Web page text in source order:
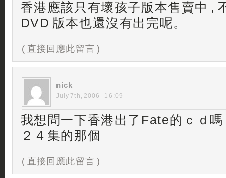
香港應該只有壞孩子版本售賣中 ,
DVD 版本也還沒有出完呢。
( 直接回應此留言 )
nick
July 7th, 2006 - 16:09
我想問一下香港出了Fate的ｃｄ
２４集的那個
( 直接回應此留言 )